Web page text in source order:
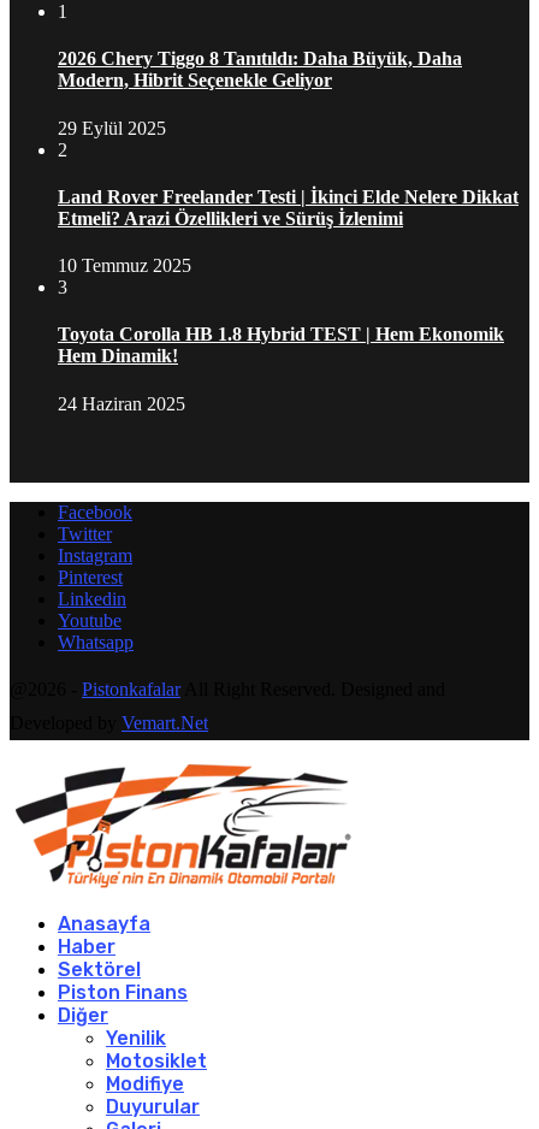
1
2026 Chery Tiggo 8 Tanıtıldı: Daha Büyük, Daha
Modern, Hibrit Seçenekle Geliyor
29 Eylül 2025
2
Land Rover Freelander Testi | İkinci Elde Nelere Dikkat
Etmeli? Arazi Özellikleri ve Sürüş İzlenimi
10 Temmuz 2025
3
Toyota Corolla HB 1.8 Hybrid TEST | Hem Ekonomik
Hem Dinamik!
24 Haziran 2025
Facebook
Twitter
Instagram
Pinterest
Linkedin
Youtube
Whatsapp
PistonkafalarAll Right Reserved. Designed and
Vemart.Net
Anasayfa
Haber
Sektörel
Piston Finans
Diğer
Yenilik
Motosiklet
Modifiye
Duyurular